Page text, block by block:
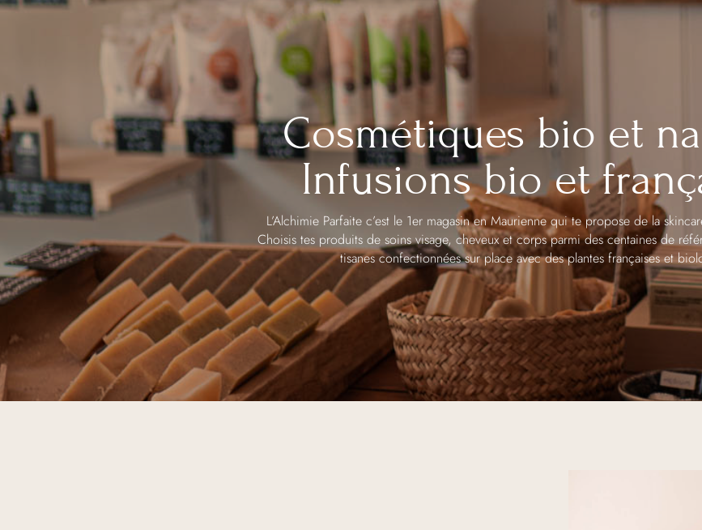
Cosmétiques bio et
Infusions bio et
L’Alchimie Parfaite c’est le 1er magasin en Maurienne qui te propose de la
Choisis tes produits de soins visage, cheveux et corps parmi des centaines de
tisanes confectionnées sur place avec des plantes françaises et